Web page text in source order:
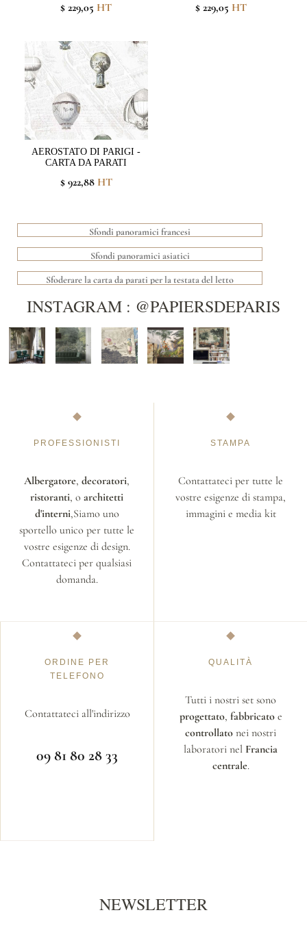
$ 229,05 HT $ 229,05 HT
AEROSTATO DI PARIGI -
CARTA DA PARATI
$ 922,88HT
Sfondi panoramici francesi
Sfondi panoramici asiatici
Sfoderare la carta da parati per la testata del letto
INSTAGRAM : @PAPIERSDEPARIS
PROFESSIONISTI
Albergatore, decoratori,
ristoranti, o architetti
d'interni,Siamo uno
sportello unico per tutte le
vostre esigenze di design.
Contattateci per qualsiasi
domanda.
STAMPA
Contattateci per tutte le
vostre esigenze di stampa,
immagini e media kit
ORDINE PER
TELEFONO
Contattateci all'indirizzo
09 81 80 28 33
QUALITÀ
Tutti i nostri set sono
progettato, fabbricatoe
controllato nei nostri
laboratori nel Francia
centrale.
NEWSLETTER